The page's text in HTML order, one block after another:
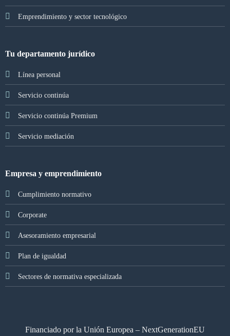
Emprendimiento y sector tecnológico
Tu departamento jurídico
Línea personal
Servicio continúa
Servicio continúa Premium
Servicio mediación
Empresa y emprendimiento
Cumplimiento normativo
Corporate
Asesoramiento empresarial
Plan de igualdad
Sectores de normativa especializada
Financiado por la Unión Europea – NextGenerationEU